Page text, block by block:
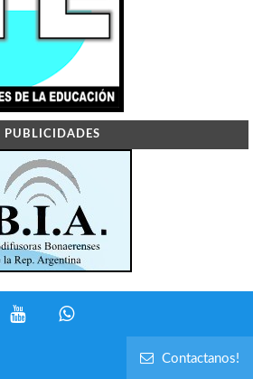
PUBLICIDADES
Contactanos!